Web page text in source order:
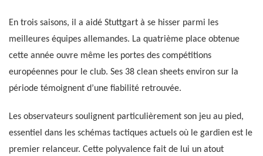
En trois saisons, il a aidé Stuttgart à se hisser parmi les
meilleures équipes allemandes. La quatrième place obtenue
cette année ouvre même les portes des compétitions
européennes pour le club. Ses 38 clean sheets environ sur la
période témoignent d’une fiabilité retrouvée.
Les observateurs soulignent particulièrement son jeu au pied,
essentiel dans les schémas tactiques actuels où le gardien est le
premier relanceur. Cette polyvalence fait de lui un atout